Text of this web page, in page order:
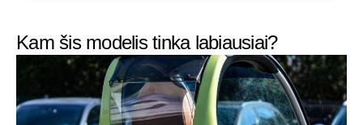
Kam šis modelis tinka labiausiai?